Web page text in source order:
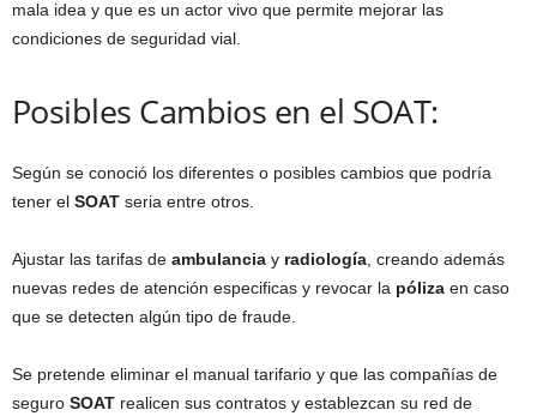
mala idea y que es un actor vivo que permite mejorar las
condiciones de seguridad vial.
Posibles Cambios en el SOAT:
Según se conoció los diferentes o posibles cambios que podría
tener el SOAT seria entre otros.
Ajustar las tarifas de ambulancia y radiología , creando además
nuevas redes de atención especificas y revocar la póliza en caso
que se detecten algún tipo de fraude.
Se pretende eliminar el manual tarifario y que las compañías de
seguro SOAT realicen sus contratos y establezcan su red de